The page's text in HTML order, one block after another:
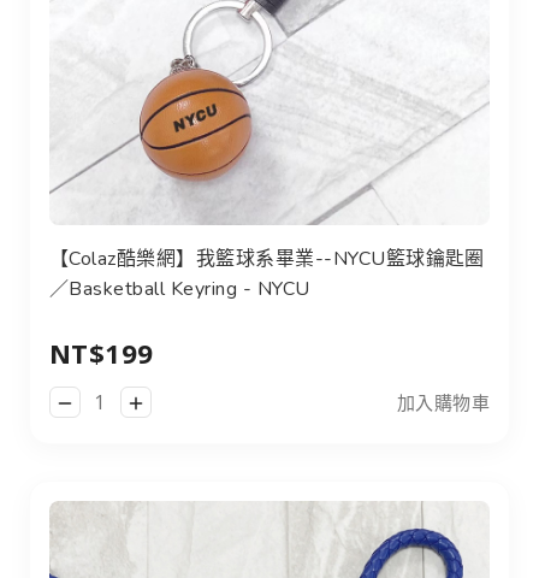
【Colaz酷樂網】我籃球系畢業--NYCU籃球鑰匙圈
／Basketball Keyring - NYCU
NT$199
加入購物車